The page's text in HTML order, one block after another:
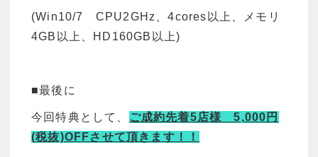
(Win10/7 CPU2GHz、4cores以上、メモリ
4GB以上、HD160GB以上)
■最後に
今回特典として、
ご成約先着5店様 5,000円
(税抜)OFFさせて頂きます！！